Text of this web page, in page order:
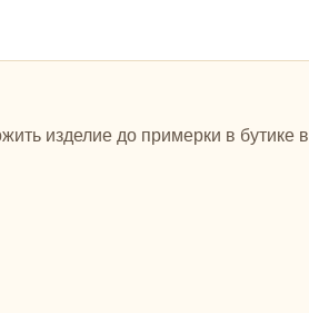
изделие до примерки в бутике в